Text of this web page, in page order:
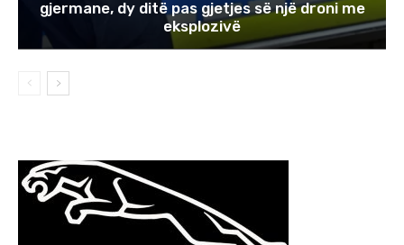
gjermane, dy ditë pas gjetjes së një droni me
eksplozivë